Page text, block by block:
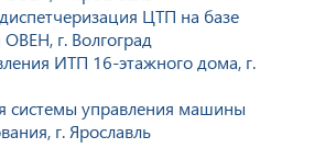
ЦТП на базе
г. Волгоград
ИТП 16-этажного дома, г.
системы управления машины
г. Ярославль